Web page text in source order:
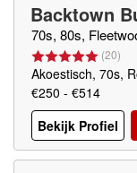
Backtown
70s, 80s,
(20)
Akoestisch, 70s,
€250 - €514
Bekijk Profiel